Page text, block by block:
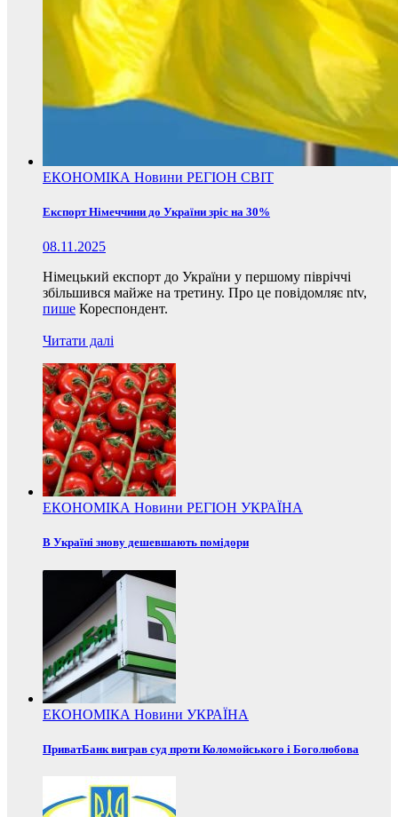
ЕКОНОМІКА Новини РЕГІОН СВІТ
Експорт Німеччини до України зріс на 30%
08.11.2025
Німецький експорт до України у першому півріччі
збільшився майже на третину. Про це повідомляє ntv,
пише Кореспондент.
Читати далі
ЕКОНОМІКА Новини РЕГІОН УКРАЇНА
В Україні знову дешевшають помідори
ЕКОНОМІКА Новини УКРАЇНА
ПриватБанк виграв суд проти Коломойського і Боголюбова